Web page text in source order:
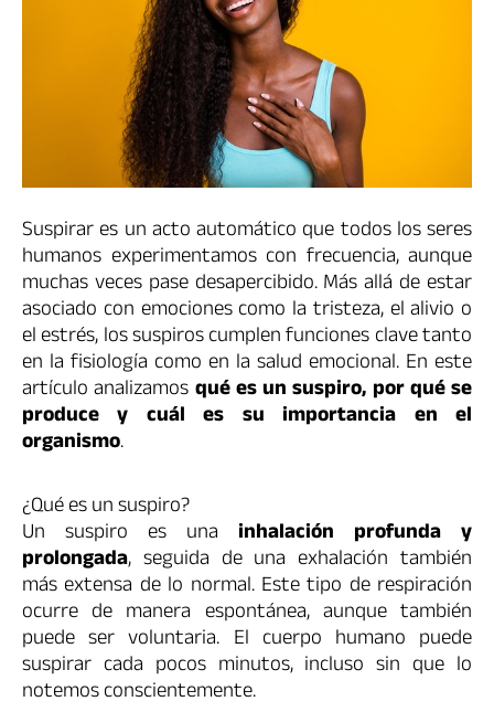
Suspirar es un acto automático que todos los seres
humanos experimentamos con frecuencia, aunque
muchas veces pase desapercibido. Más allá de estar
asociado con emociones como la tristeza, el alivio o
el estrés, los suspiros cumplen funciones clave tanto
en la fisiología como en la salud emocional. En este
artículo analizamosqué es un suspiro, por qué se
produce y cuál es su importancia en el
organismo.
¿Qué es un suspiro?
Un suspiro es una inhalación profunda y
prolongada, seguida de una exhalación también
más extensa de lo normal. Este tipo de respiración
ocurre de manera espontánea, aunque también
puede ser voluntaria. El cuerpo humano puede
suspirar cada pocos minutos, incluso sin que lo
notemos conscientemente.